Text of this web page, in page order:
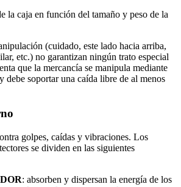
la caja en función del tamaño y peso de la
(cuidado, este lado hacia arriba,
etc.) no garantizan ningún trato especial
que la mercancía se manipula mediante
debe soportar una caída libre de al menos
golpes, caídas y vibraciones. Los
se dividen en las siguientes
: absorben y dispersan la energía de los